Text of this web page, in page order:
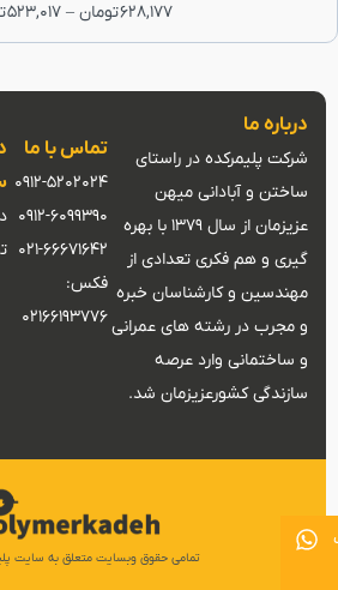
628,177تومان –
523,017
درباره ما
شرکت پلیمرکده در راستای
ساختن و آبادانی میهن
عزیزمان از سال 1379 با بهره
گیری و هم فکری تعدادی از
مهندسین و کارشناسان خبره
و مجرب در رشته های عمرانی
و ساختمانی وارد عرصه
سازندگی کشورعزیزمان شد.
تماس با ما
0912-5202024
0912-6099390
021-66671642
فکس:
02166193776
تمامی حقوق وبسایت متعلق به سایت